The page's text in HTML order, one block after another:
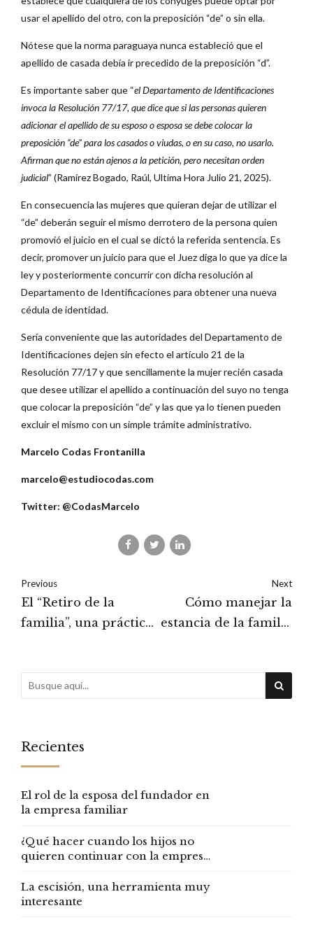
usar el apellido del otro, con la preposición “de” o sin ella.
Nótese que la norma paraguaya nunca estableció que el
apellido de casada debía ir precedido de la preposición “d”.
Es importante saber que “el Departamento de Identificaciones
invoca la Resolución 77/17, que dice que si las personas quieren
adicionar el apellido de su esposo o esposa se debe colocar la
preposición “de” para los casados o viudas, o en su caso, no usarlo.
Afirman que no están ajenos a la petición, pero necesitan orden
judicial” (Ramírez Bogado, Raúl, Ultima Hora Julio 21, 2025).
En consecuencia las mujeres que quieran dejar de utilizar el
“de” deberán seguir el mismo derrotero de la persona quien
promovió el juicio en el cual se dictó la referida sentencia. Es
decir, promover un juicio para que el Juez diga lo que ya dice la
ley y posteriormente concurrir con dicha resolución al
Departamento de Identificaciones para obtener una nueva
cédula de identidad.
Sería conveniente que las autoridades del Departamento de
Identificaciones dejen sin efecto el artículo 21 de la
Resolución 77/17 y que sencillamente la mujer recién casada
que desee utilizar el apellido a continuación del suyo no tenga
que colocar la preposición “de” y las que ya lo tienen pueden
excluir el mismo con un simple trámite administrativo.
Marcelo Codas Frontanilla
marcelo@estudiocodas.com
Twitter: @CodasMarcelo
Previous
El “Retiro de la
familia”, una práctica
Next
Cómo manejar la
estancia de la familia
los roles resulten
claros
Recientes
El rol de la esposa del fundador en
la empresa familiar
¿Qué hacer cuando los hijos no
quieren continuar con la empresa
La escisión, una herramienta muy
interesante